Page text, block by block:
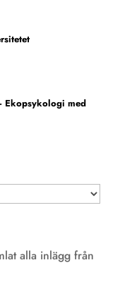
Ekopsykologi med
alla inlägg från